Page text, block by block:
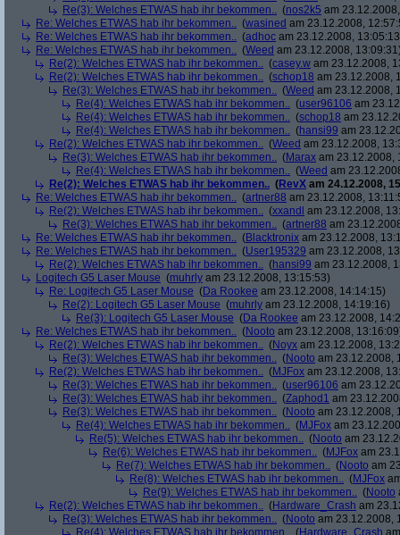
Re(3): Welches ETWAS hab ihr bekommen.. (nos2k5 am
Re: Welches ETWAS hab ihr bekommen.. (wasined am 23.12.2008,
Re: Welches ETWAS hab ihr bekommen.. (adhoc am 23.12.2008,
Re: Welches ETWAS hab ihr bekommen.. (Weed am 23.12.2008,
Re(2): Welches ETWAS hab ihr bekommen.. (casey.w am 23.12.2008,
Re(2): Welches ETWAS hab ihr bekommen.. (schop18 am 23.12.2008,
Re(3): Welches ETWAS hab ihr bekommen.. (Weed am 23.12.2008,
Re(4): Welches ETWAS hab ihr bekommen.. (user96106 am
Re(4): Welches ETWAS hab ihr bekommen.. (schop18 am
Re(4): Welches ETWAS hab ihr bekommen.. (hansi99 am
Re(2): Welches ETWAS hab ihr bekommen.. (Weed am 23.12.2008,
Re(3): Welches ETWAS hab ihr bekommen.. (Marax am 23.12.2008,
Re(4): Welches ETWAS hab ihr bekommen.. (Weed am
Re(2): Welches ETWAS hab ihr bekommen.. (RevX am 24.12.2008,
Re: Welches ETWAS hab ihr bekommen.. (artner88 am 23.12.2008,
Re(2): Welches ETWAS hab ihr bekommen.. (xxandl am 23.12.2008,
Re(3): Welches ETWAS hab ihr bekommen.. (artner88 am
Re: Welches ETWAS hab ihr bekommen.. (Blacktronix am 23.12.2008,
Re: Welches ETWAS hab ihr bekommen.. (User195329 am 23.12.2008,
Re(2): Welches ETWAS hab ihr bekommen.. (hansi99 am 23.12.2008,
Logitech G5 Laser Mouse (muhrly am 23.12.2008, 13:15:53)
Re: Logitech G5 Laser Mouse (Da Rookee am 23.12.2008, 14:14:15)
Re(2): Logitech G5 Laser Mouse (muhrly am 23.12.2008, 14:19:16)
Re(3): Logitech G5 Laser Mouse (Da Rookee am 23.12.2008,
Re: Welches ETWAS hab ihr bekommen.. (Nooto am 23.12.2008,
Re(2): Welches ETWAS hab ihr bekommen.. (Noyx am 23.12.2008,
Re(3): Welches ETWAS hab ihr bekommen.. (Nooto am 23.12.2008,
Re(2): Welches ETWAS hab ihr bekommen.. (MJFox am 23.12.2008,
Re(3): Welches ETWAS hab ihr bekommen.. (user96106 am
Re(3): Welches ETWAS hab ihr bekommen.. (Zaphod1 am
Re(3): Welches ETWAS hab ihr bekommen.. (Nooto am 23.12.2008,
Re(4): Welches ETWAS hab ihr bekommen.. (MJFox am
Re(5): Welches ETWAS hab ihr bekommen.. (Nooto am
Re(6): Welches ETWAS hab ihr bekommen.. (MJFox am
Re(7): Welches ETWAS hab ihr bekommen.. (Nooto am
Re(8): Welches ETWAS hab ihr bekommen.. (MJFox
Re(9): Welches ETWAS hab ihr bekommen.. (Nooto
Re(2): Welches ETWAS hab ihr bekommen.. (Hardware_Crash am
Re(3): Welches ETWAS hab ihr bekommen.. (Nooto am 23.12.2008,
Re(4): Welches ETWAS hab ihr bekommen..
(Hardware_Crash